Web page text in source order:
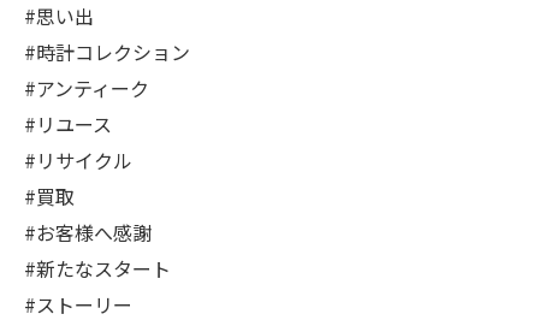
#思い出
#時計コレクション
#アンティーク
#リユース
#リサイクル
#買取
#お客様へ感謝
#新たなスタート
#ストーリー